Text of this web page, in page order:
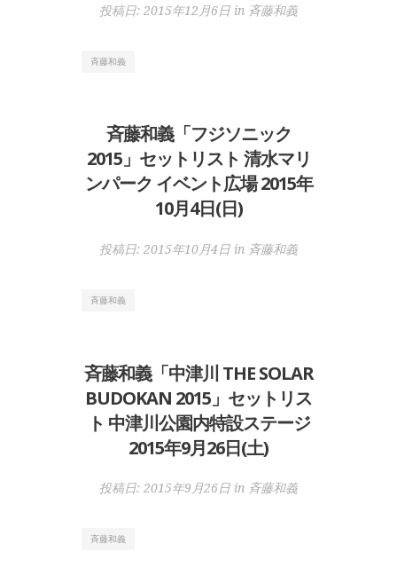
投稿日: 2015年12月6日 in 斉藤和義
斉藤和義
斉藤和義「フジソニック
2015」セットリスト 清水マリ
ンパーク イベント広場 2015年
10月4日(日)
投稿日: 2015年10月4日 in 斉藤和義
斉藤和義
斉藤和義「中津川 THE SOLAR
BUDOKAN 2015」セットリス
ト 中津川公園内特設ステージ
2015年9月26日(土)
投稿日: 2015年9月26日 in 斉藤和義
斉藤和義